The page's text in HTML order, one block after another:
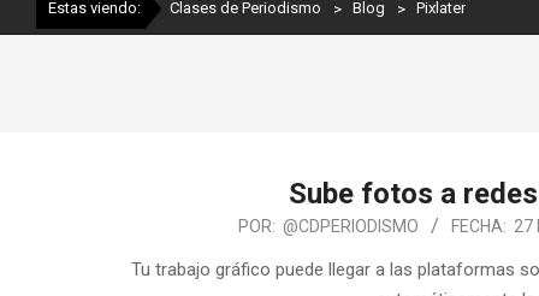
Estas viendo: Clases de Periodismo > Blog > Pixlater
Sube fotos a
POR: @CDPERIODISMO FECHA: 27
Tu trabajo gráfico puede llegar a las plataformas